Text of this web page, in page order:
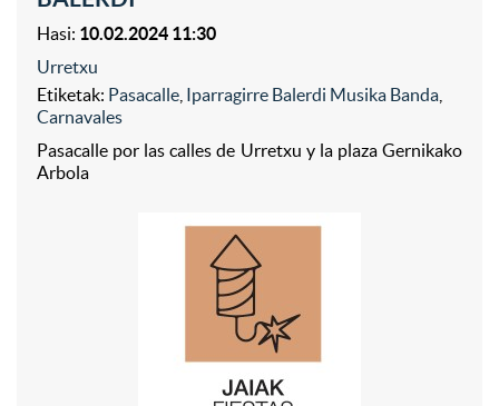
Hasi: 10.02.2024 11:30
Urretxu
Etiketak: Pasacalle Iparragirre Balerdi Musika Banda
Carnavales
Pasacalle por las calles de Urretxu y la plaza Gernikako
Arbola